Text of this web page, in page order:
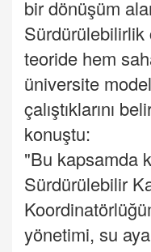
bir dönüşüm
Sürdürülebilirlik
teoride hem
üniversite
çalıştıklarını
konuştu:
"Bu kapsamda
Sürdürülebilir
yönetimi, su